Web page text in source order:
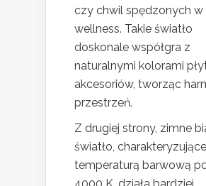
czy chwil spędzonych w
wellness. Takie światło
doskonale współgra z
naturalnymi kolorami
akcesoriów, tworząc
przestrzeń.
Z drugiej strony, zimne
światło,
temperaturą barwową